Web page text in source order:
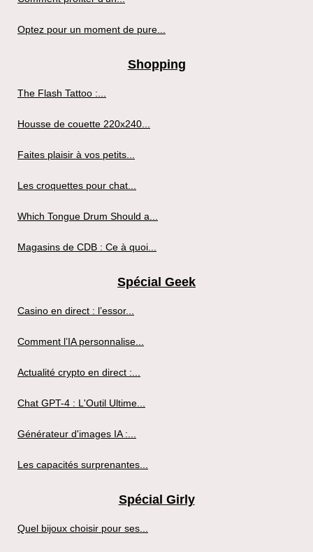
Optez pour un moment de pure...
Shopping
The Flash Tattoo :...
Housse de couette 220x240...
Faites plaisir à vos petits...
Les croquettes pour chat...
Which Tongue Drum Should a...
Magasins de CDB : Ce à quoi...
Spécial Geek
Casino en direct : l’essor...
Comment l’IA personnalise...
Actualité crypto en direct :...
Chat GPT-4 : L'Outil Ultime...
Générateur d'images IA :...
Les capacités surprenantes...
Spécial Girly
Quel bijoux choisir pour ses...